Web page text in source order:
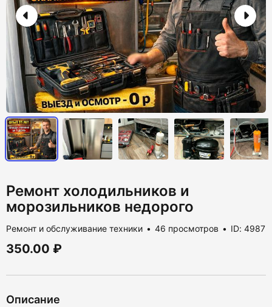
Ремонт холодильников и
морозильников недорого
Ремонт и обслуживание техники 46 просмотров ID: 4987
350.00 ₽
Описание